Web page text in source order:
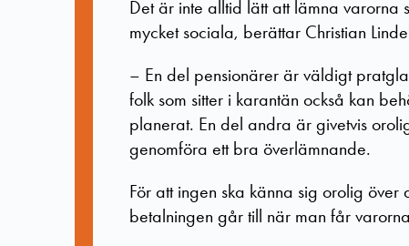
Det är inte alltid lätt att lämna
mycket sociala, berättar Christian
– En del pensionärer är väldigt
folk som sitter i karantän också kan
planerat. En del andra är givetvis
genomföra ett bra överlämnande.
För att ingen ska känna sig orolig
betalningen går till när man får